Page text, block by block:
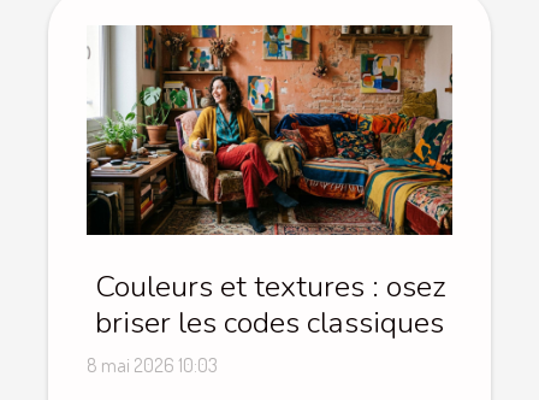
Couleurs et textures : osez
briser les codes classiques
8 mai 2026 10:03